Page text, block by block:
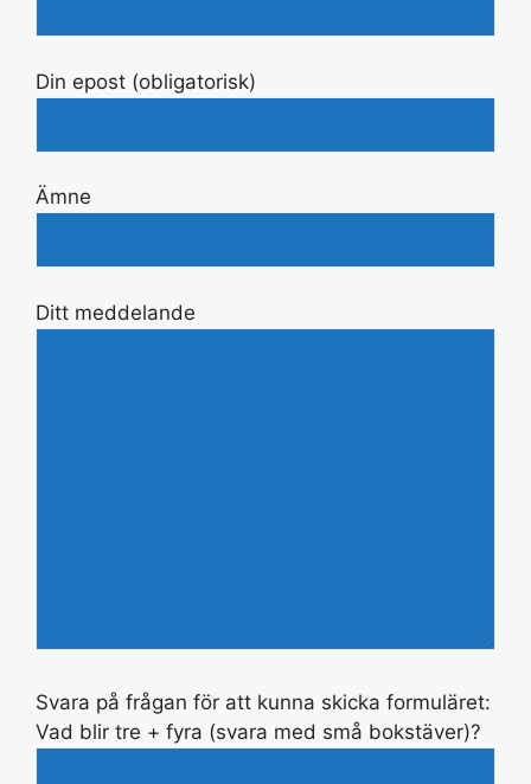
Din epost (obligatorisk)
Ämne
Ditt meddelande
Svara på frågan för att kunna skicka formuläret:
Vad blir tre + fyra (svara med små bokstäver)?